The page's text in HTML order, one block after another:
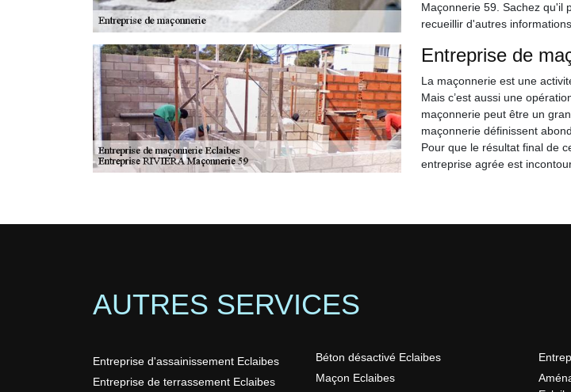
Maçonnerie 59. Sachez qu'il
recueillir d'autres
Entreprise de
La maçonnerie est une
Mais c’est aussi une
maçonnerie peut être un
maçonnerie définissent
Pour que le résultat final de
entreprise agrée est
AUTRES SERVICES
Entreprise d'assainissement Eclaibes
Entreprise de terrassement Eclaibes
Béton désactivé Eclaibes
Maçon Eclaibes